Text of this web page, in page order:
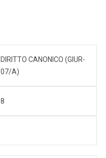
DIRITTO CANONICO (GIUR-
07/A)
8